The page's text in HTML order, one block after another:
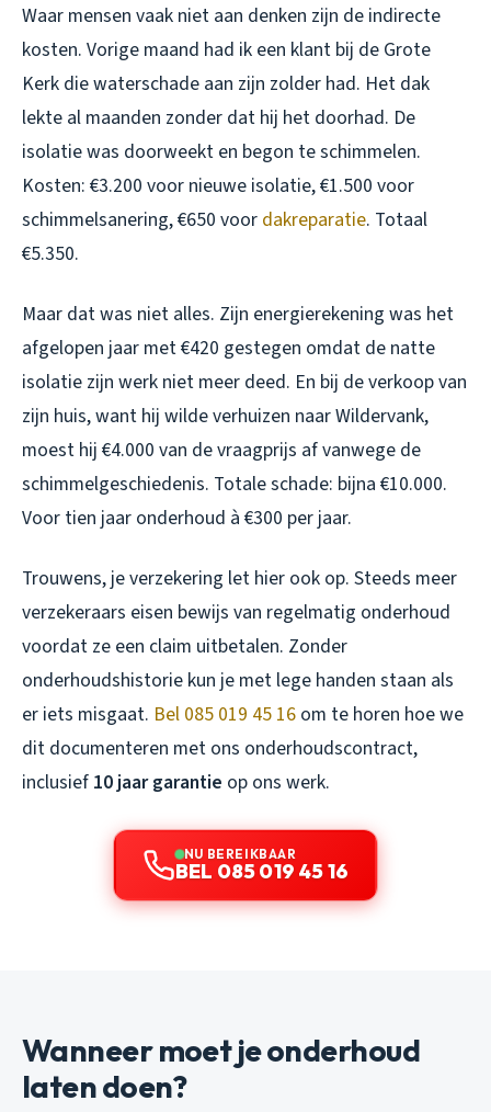
Waar mensen vaak niet aan denken zijn de indirecte
kosten. Vorige maand had ik een klant bij de Grote
Kerk die waterschade aan zijn zolder had. Het dak
lekte al maanden zonder dat hij het doorhad. De
isolatie was doorweekt en begon te schimmelen.
Kosten: €3.200 voor nieuwe isolatie, €1.500 voor
schimmelsanering, €650 voor dakreparatie. Totaal
€5.350.
Maar dat was niet alles. Zijn energierekening was het
afgelopen jaar met €420 gestegen omdat de natte
isolatie zijn werk niet meer deed. En bij de verkoop van
zijn huis, want hij wilde verhuizen naar Wildervank,
moest hij €4.000 van de vraagprijs af vanwege de
schimmelgeschiedenis. Totale schade: bijna €10.000.
Voor tien jaar onderhoud à €300 per jaar.
Trouwens, je verzekering let hier ook op. Steeds meer
verzekeraars eisen bewijs van regelmatig onderhoud
voordat ze een claim uitbetalen. Zonder
onderhoudshistorie kun je met lege handen staan als
er iets misgaat. Bel 085 019 45 16 om te horen hoe we
dit documenteren met ons onderhoudscontract,
inclusief 10 jaar garantie op ons werk.
NU BEREIKBAAR
BEL 085 019 45 16
Wanneer moet je onderhoud
laten doen?